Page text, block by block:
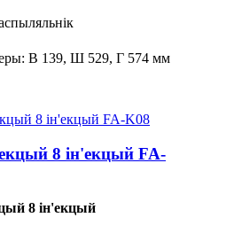
В 139, Ш 529, Г 574 мм
8 ін'екцый FA-
8 ін'екцый